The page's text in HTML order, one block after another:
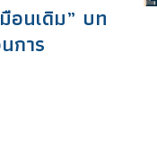
อนเดิม” บท
การ